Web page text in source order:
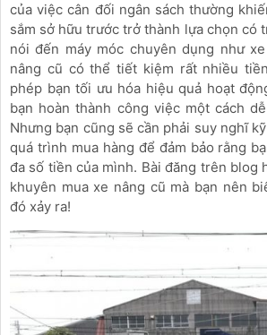
của việc cân đối ngân sách thường
sắm sở hữu trước trở thành lựa chọn có
nói đến máy móc chuyên dụng như
nâng cũ có thể tiết kiệm rất nhiều
phép bạn tối ưu hóa hiệu quả hoạt
bạn hoàn thành công việc một cách
Nhưng bạn cũng sẽ cần phải suy nghĩ
quá trình mua hàng để đảm bảo rằng
đa số tiền của mình. Bài đăng trên blog
khuyên mua xe nâng cũ mà bạn nên
đó xảy ra!